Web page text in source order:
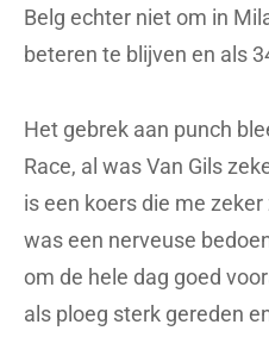
Belg echter niet om in
beteren te blijven en als
Het gebrek aan punch
Race, al was Van Gils
is een koers die me
was een nerveuse
om de hele dag goed
als ploeg sterk gereden